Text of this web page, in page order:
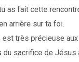
as fait cette
arrière sur ta foi.
très précieuse aux
du sacrifice de